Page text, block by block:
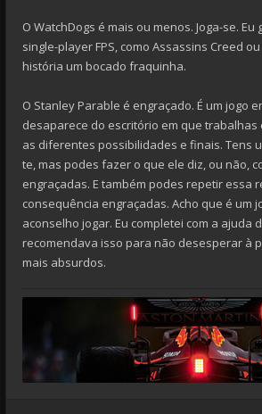
O WatchDogs é mais ou menos. Joga-se.
single-player FPS, como Assassins Creed
história um bocado fraquinha.
O Stanley Parable é engraçado. É um jogo
desaparece do escritório em que
as diferentes possibilidades e finais. Tens
te, mas podes fazer o que ele diz, ou não,
engraçadas. E também podes repetir essa
consequência engraçadas. Acho que é um
aconselho jogar. Eu completei com a ajuda
recomendava isso para não desesperar à
mais absurdos.